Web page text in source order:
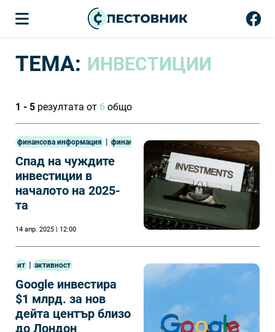
ТЕМА: ИНВЕСТИЦИИ
1 - 5 резултата от 6 общо
финансова информация | финанси
Спад на чуждите
инвестиции в
началото на 2025-
та
14 апр. 2025 | 12:00
ит | активност
Google инвестира
$1 млрд. за нов
дейта център близо
до Лондон